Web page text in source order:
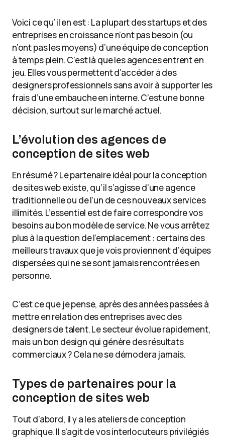
Voici ce qu’il en est : La plupart des startups et des
entreprises en croissance n’ont pas besoin (ou
n’ont pas les moyens) d’une équipe de conception
à temps plein. C’est là que les agences entrent en
jeu. Elles vous permettent d’accéder à des
designers professionnels sans avoir à supporter les
frais d’une embauche en interne. C’est une bonne
décision, surtout sur le marché actuel.
L’évolution des agences de
conception de sites web
En résumé ? Le partenaire idéal pour la conception
de sites web existe, qu’il s’agisse d’une agence
traditionnelle ou de l’un de ces nouveaux services
illimités. L’essentiel est de faire correspondre vos
besoins au bon modèle de service. Ne vous arrêtez
plus à la question de l’emplacement : certains des
meilleurs travaux que je vois proviennent d’équipes
dispersées qui ne se sont jamais rencontrées en
personne.
C’est ce que je pense, après des années passées à
mettre en relation des entreprises avec des
designers de talent. Le secteur évolue rapidement,
mais un bon design qui génère des résultats
commerciaux ? Cela ne se démodera jamais.
Types de partenaires pour la
conception de sites web
Tout d’abord, il y a les ateliers de conception
graphique. Il s’agit de vos interlocuteurs privilégiés